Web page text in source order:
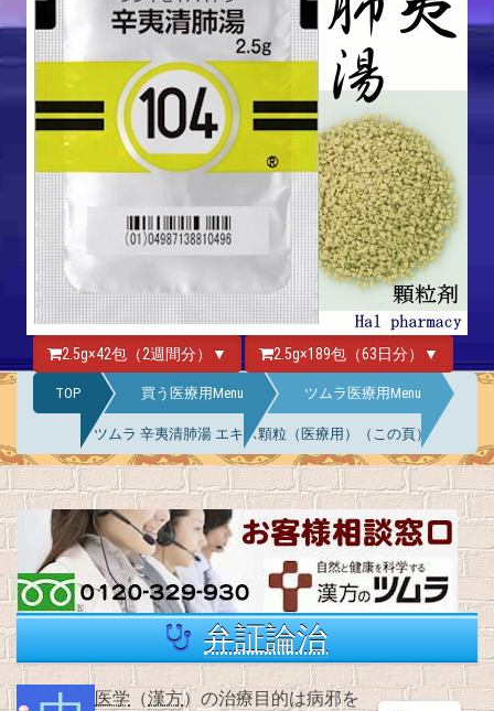
2.5g×42包（2週間分）▼ 2.5g×189包（63日分）▼
TOP 買う医療用Menu ツムラ医療用Menu
ツムラ 辛夷清肺湯 エキス顆粒（医療用）（この頁）
弁証論治
中医学 （漢方）の治療目的は病邪を